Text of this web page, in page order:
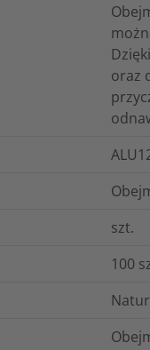
oraz
szt.
100